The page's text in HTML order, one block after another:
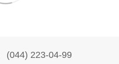
(044) 223-04-99